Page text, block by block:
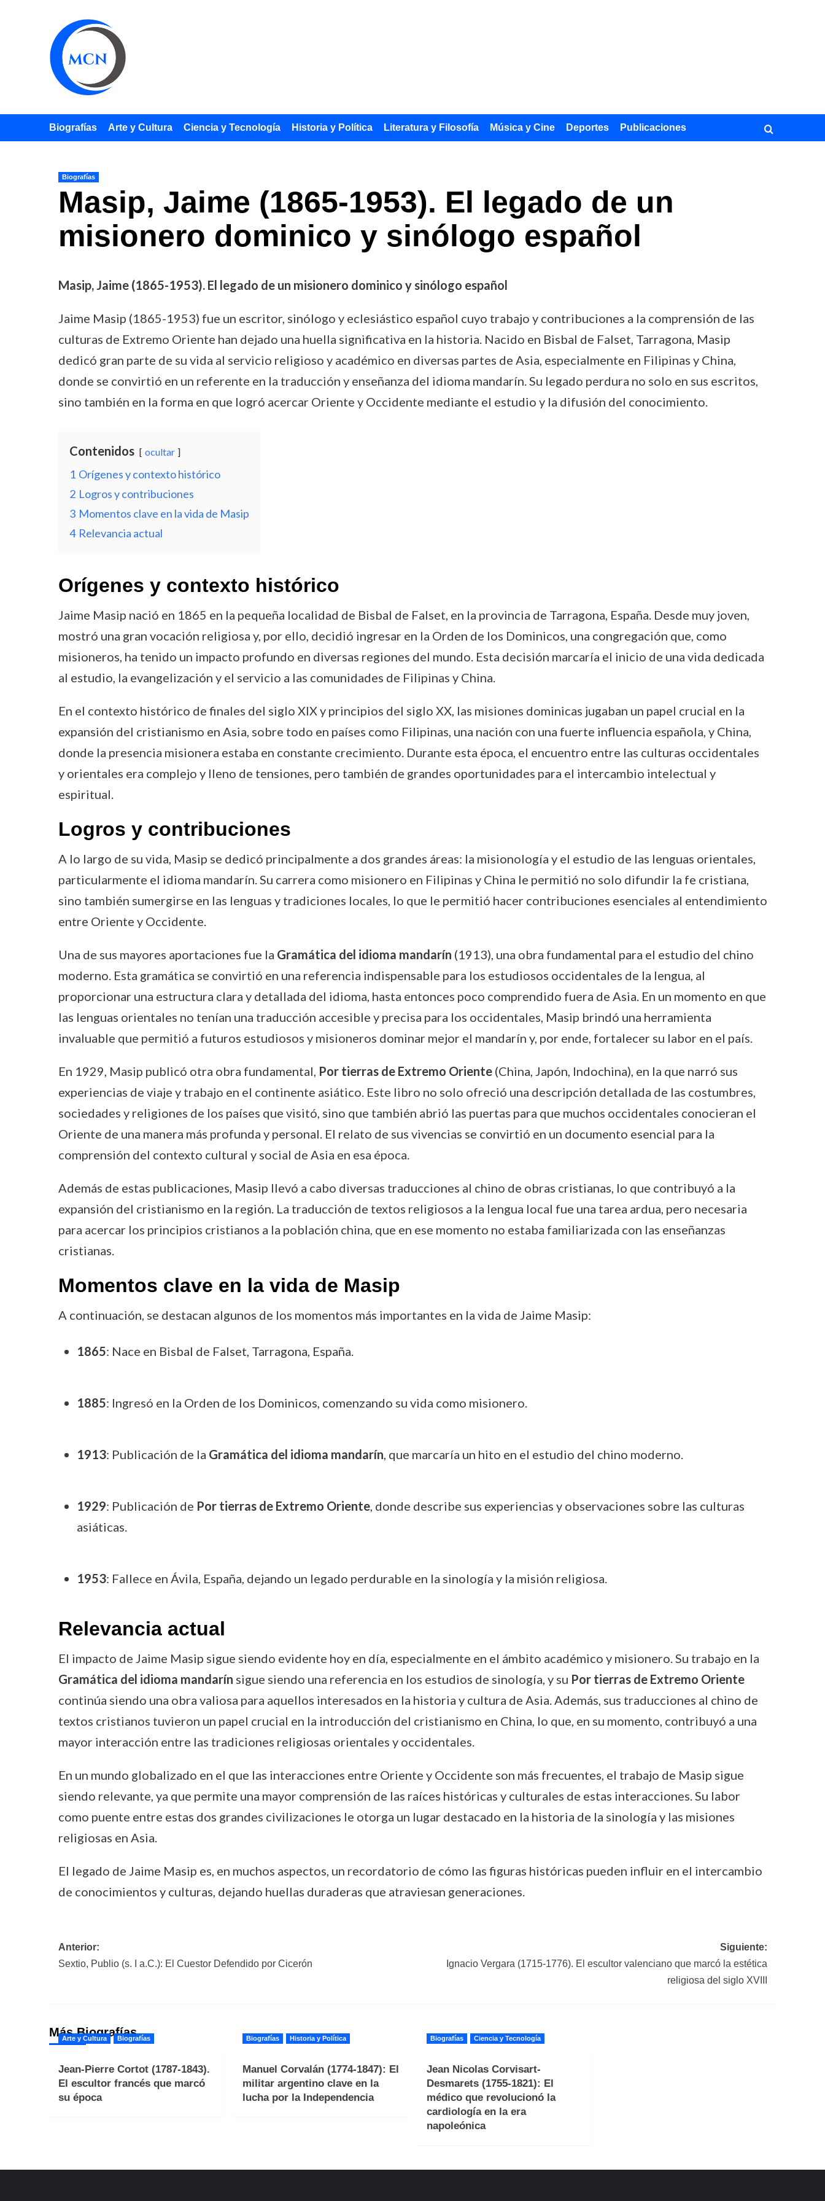
Biografías Arte y Cultura Ciencia y Tecnología Historia y Política Literatura y Filosofía Música y Cine Deportes Publicaciones
Biografías
Masip, Jaime (1865-1953). El legado de un
misionero dominico y sinólogo español
Masip, Jaime (1865-1953). El legado de un misionero dominico y sinólogo español
Jaime Masip (1865-1953) fue un escritor, sinólogo y eclesiástico español cuyo trabajo y contribuciones a la comprensión de las
culturas de Extremo Oriente han dejado una huella significativa en la historia. Nacido en Bisbal de Falset, Tarragona, Masip
dedicó gran parte de su vida al servicio religioso y académico en diversas partes de Asia, especialmente en Filipinas y China,
donde se convirtió en un referente en la traducción y enseñanza del idioma mandarín. Su legado perdura no solo en sus escritos,
sino también en la forma en que logró acercar Oriente y Occidente mediante el estudio y la difusión del conocimiento.
Contenidos ocultar
1 Orígenes y contexto histórico
2 Logros y contribuciones
3 Momentos clave en la vida de Masip
4 Relevancia actual
Orígenes y contexto histórico
Jaime Masip nació en 1865 en la pequeña localidad de Bisbal de Falset, en la provincia de Tarragona, España. Desde muy joven,
mostró una gran vocación religiosa y, por ello, decidió ingresar en la Orden de los Dominicos, una congregación que, como
misioneros, ha tenido un impacto profundo en diversas regiones del mundo. Esta decisión marcaría el inicio de una vida dedicada
al estudio, la evangelización y el servicio a las comunidades de Filipinas y China.
En el contexto histórico de finales del siglo XIX y principios del siglo XX, las misiones dominicas jugaban un papel crucial en la
expansión del cristianismo en Asia, sobre todo en países como Filipinas, una nación con una fuerte influencia española, y China,
donde la presencia misionera estaba en constante crecimiento. Durante esta época, el encuentro entre las culturas occidentales
y orientales era complejo y lleno de tensiones, pero también de grandes oportunidades para el intercambio intelectual y
espiritual.
Logros y contribuciones
A lo largo de su vida, Masip se dedicó principalmente a dos grandes áreas: la misionología y el estudio de las lenguas orientales,
particularmente el idioma mandarín. Su carrera como misionero en Filipinas y China le permitió no solo difundir la fe cristiana,
sino también sumergirse en las lenguas y tradiciones locales, lo que le permitió hacer contribuciones esenciales al entendimiento
entre Oriente y Occidente.
Una de sus mayores aportaciones fue la Gramática del idioma mandarín (1913), una obra fundamental para el estudio del chino
moderno. Esta gramática se convirtió en una referencia indispensable para los estudiosos occidentales de la lengua, al
proporcionar una estructura clara y detallada del idioma, hasta entonces poco comprendido fuera de Asia. En un momento en que
las lenguas orientales no tenían una traducción accesible y precisa para los occidentales, Masip brindó una herramienta
invaluable que permitió a futuros estudiosos y misioneros dominar mejor el mandarín y, por ende, fortalecer su labor en el país.
En 1929, Masip publicó otra obra fundamental, Por tierras de Extremo Oriente(China, Japón, Indochina), en la que narró sus
experiencias de viaje y trabajo en el continente asiático. Este libro no solo ofreció una descripción detallada de las costumbres,
sociedades y religiones de los países que visitó, sino que también abrió las puertas para que muchos occidentales conocieran el
Oriente de una manera más profunda y personal. El relato de sus vivencias se convirtió en un documento esencial para la
comprensión del contexto cultural y social de Asia en esa época.
Además de estas publicaciones, Masip llevó a cabo diversas traducciones al chino de obras cristianas, lo que contribuyó a la
expansión del cristianismo en la región. La traducción de textos religiosos a la lengua local fue una tarea ardua, pero necesaria
para acercar los principios cristianos a la población china, que en ese momento no estaba familiarizada con las enseñanzas
cristianas.
Momentos clave en la vida de Masip
A continuación, se destacan algunos de los momentos más importantes en la vida de Jaime Masip:
1865: Nace en Bisbal de Falset, Tarragona, España.
1885: Ingresó en la Orden de los Dominicos, comenzando su vida como misionero.
1913: Publicación de la Gramática del idioma mandarín, que marcaría un hito en el estudio del chino moderno.
1929: Publicación de Por tierras de Extremo Oriente, donde describe sus experiencias y observaciones sobre las culturas
asiáticas.
1953: Fallece en Ávila, España, dejando un legado perdurable en la sinología y la misión religiosa.
Relevancia actual
El impacto de Jaime Masip sigue siendo evidente hoy en día, especialmente en el ámbito académico y misionero. Su trabajo en la
Gramática del idioma mandarín sigue siendo una referencia en los estudios de sinología, y su Por tierras de Extremo Oriente
continúa siendo una obra valiosa para aquellos interesados en la historia y cultura de Asia. Además, sus traducciones al chino de
textos cristianos tuvieron un papel crucial en la introducción del cristianismo en China, lo que, en su momento, contribuyó a una
mayor interacción entre las tradiciones religiosas orientales y occidentales.
En un mundo globalizado en el que las interacciones entre Oriente y Occidente son más frecuentes, el trabajo de Masip sigue
siendo relevante, ya que permite una mayor comprensión de las raíces históricas y culturales de estas interacciones. Su labor
como puente entre estas dos grandes civilizaciones le otorga un lugar destacado en la historia de la sinología y las misiones
religiosas en Asia.
El legado de Jaime Masip es, en muchos aspectos, un recordatorio de cómo las figuras históricas pueden influir en el intercambio
de conocimientos y culturas, dejando huellas duraderas que atraviesan generaciones.
Navegación
Anterior:
Sextio, Publio (s. I a.C.): El Cuestor Defendido por Cicerón
Siguiente:
Ignacio Vergara (1715-1776). El escultor valenciano que marcó la estética
religiosa del siglo XVIII
Más Biografías
Arte y Cultura Biografías
Jean-Pierre Cortot (1787-1843).
El escultor francés que marcó
su época
Biografías Historia y Política
Manuel Corvalán (1774-1847): El
militar argentino clave en la
lucha por la Independencia
Biografías Ciencia y Tecnología
Jean Nicolas Corvisart-
Desmarets (1755-1821): El
médico que revolucionó la
cardiología en la era
napoleónica